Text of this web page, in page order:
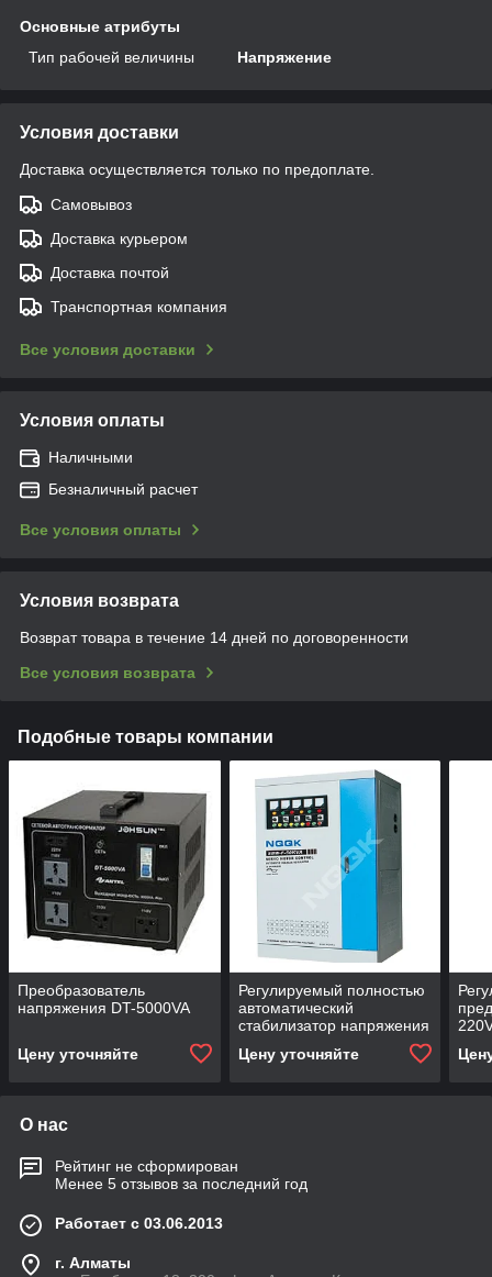
Основные атрибуты
Тип рабочей величины
Напряжение
Условия доставки
Доставка осуществляется только по предоплате.
Самовывоз
Доставка курьером
Доставка почтой
Транспортная компания
Все условия доставки
Условия оплаты
Наличными
Безналичный расчет
Все условия оплаты
Условия возврата
Возврат товара в течение 14 дней по договоренности
Все условия возврата
Подобные товары компании
Преобразователь
напряжения DT-5000VA
Цену уточняйте
Регулируемый полностью
автоматический
стабилизатор напряжения
Цену уточняйте
О нас
Рейтинг не сформирован
Менее 5 отзывов за последний год
Работает с 03.06.2013
г. Алматы